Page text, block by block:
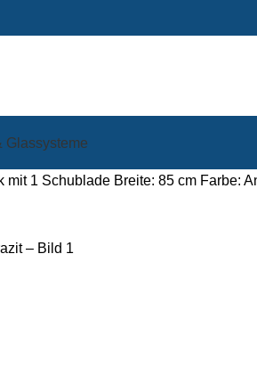
Glassysteme
mit 1 Schublade Breite: 85 cm Farbe: